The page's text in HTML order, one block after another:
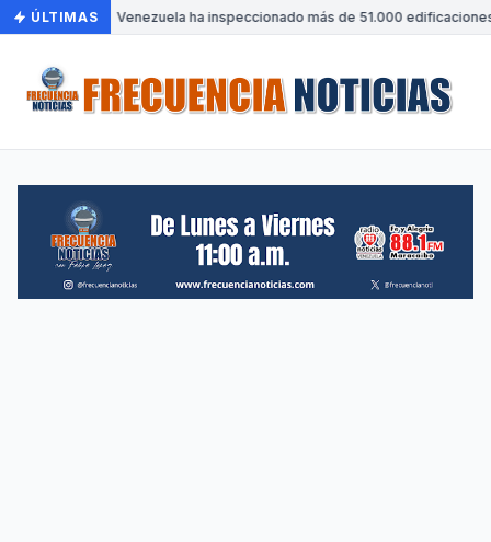
ÚLTIMAS• Venezuela ha inspeccionado más de 51.000